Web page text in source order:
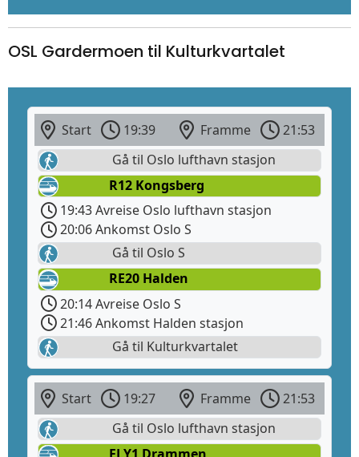
OSL Gardermoen til Kulturkvartalet
Start 19:39 Framme
21:53
Gå til Oslo lufthavn stasjon
R12 Kongsberg
19:43 Avreise Oslo lufthavn stasjon
20:06 Ankomst Oslo S
Gå til Oslo S
RE20 Halden
20:14 Avreise Oslo S
21:46 Ankomst Halden stasjon
Gå til Kulturkvartalet
Start 19:27 Framme
21:53
Gå til Oslo lufthavn stasjon